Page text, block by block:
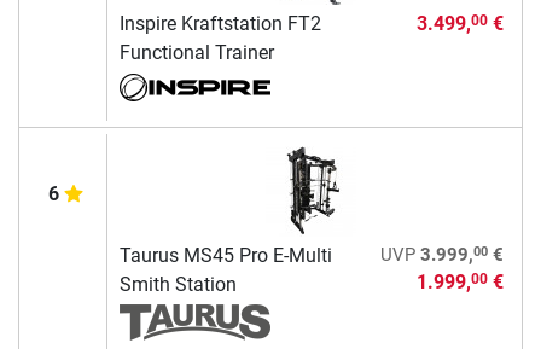
Inspire Kraftstation FT2
Functional Trainer
3.499,00€
6
Taurus MS45 Pro E-Multi
Smith Station
UVP 3.999,00€
1.999,00€